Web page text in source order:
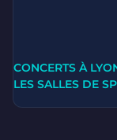
CONCERTS À
LES SALLES DE